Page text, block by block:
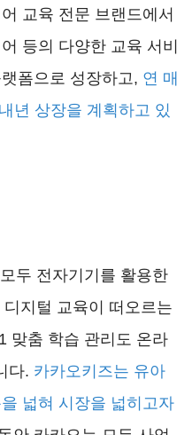
교육 전문 브랜드에서
등의 다양한 교육 서비
폼으로 성장하고, 연 매
년 상장을 계획하고 있
두 전자기기를 활용한
지털 교육이 떠오르는
맞춤 학습 관리도 온라
다. 카카오키즈는 유아
넓혀 시장을 넓히고자